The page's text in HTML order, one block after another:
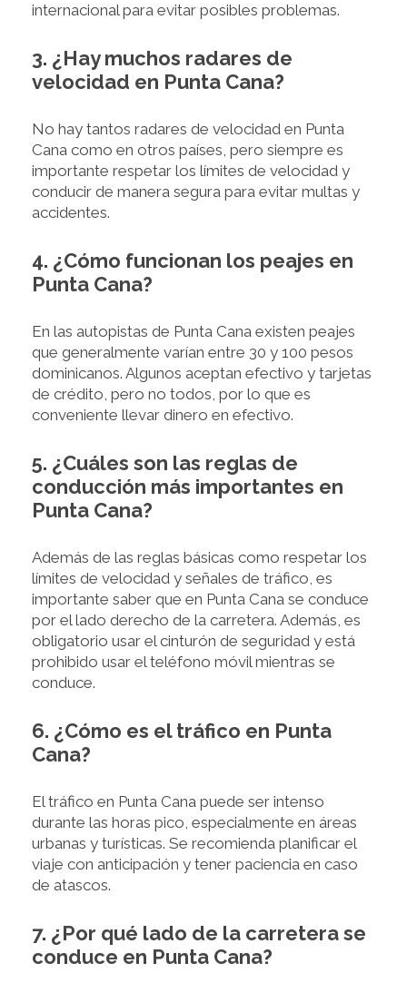
internacional para evitar posibles problemas.
3. ¿Hay muchos radares de
velocidad en Punta Cana?
No hay tantos radares de velocidad en Punta
Cana como en otros países, pero siempre es
importante respetar los límites de velocidad y
conducir de manera segura para evitar multas y
accidentes.
4. ¿Cómo funcionan los peajes en
Punta Cana?
En las autopistas de Punta Cana existen peajes
que generalmente varían entre 30 y 100 pesos
dominicanos. Algunos aceptan efectivo y tarjetas
de crédito, pero no todos, por lo que es
conveniente llevar dinero en efectivo.
5. ¿Cuáles son las reglas de
conducción más importantes en
Punta Cana?
Además de las reglas básicas como respetar los
límites de velocidad y señales de tráfico, es
importante saber que en Punta Cana se conduce
por el lado derecho de la carretera. Además, es
obligatorio usar el cinturón de seguridad y está
prohibido usar el teléfono móvil mientras se
conduce.
6. ¿Cómo es el tráfico en Punta
Cana?
El tráfico en Punta Cana puede ser intenso
durante las horas pico, especialmente en áreas
urbanas y turísticas. Se recomienda planificar el
viaje con anticipación y tener paciencia en caso
de atascos.
7. ¿Por qué lado de la carretera se
conduce en Punta Cana?